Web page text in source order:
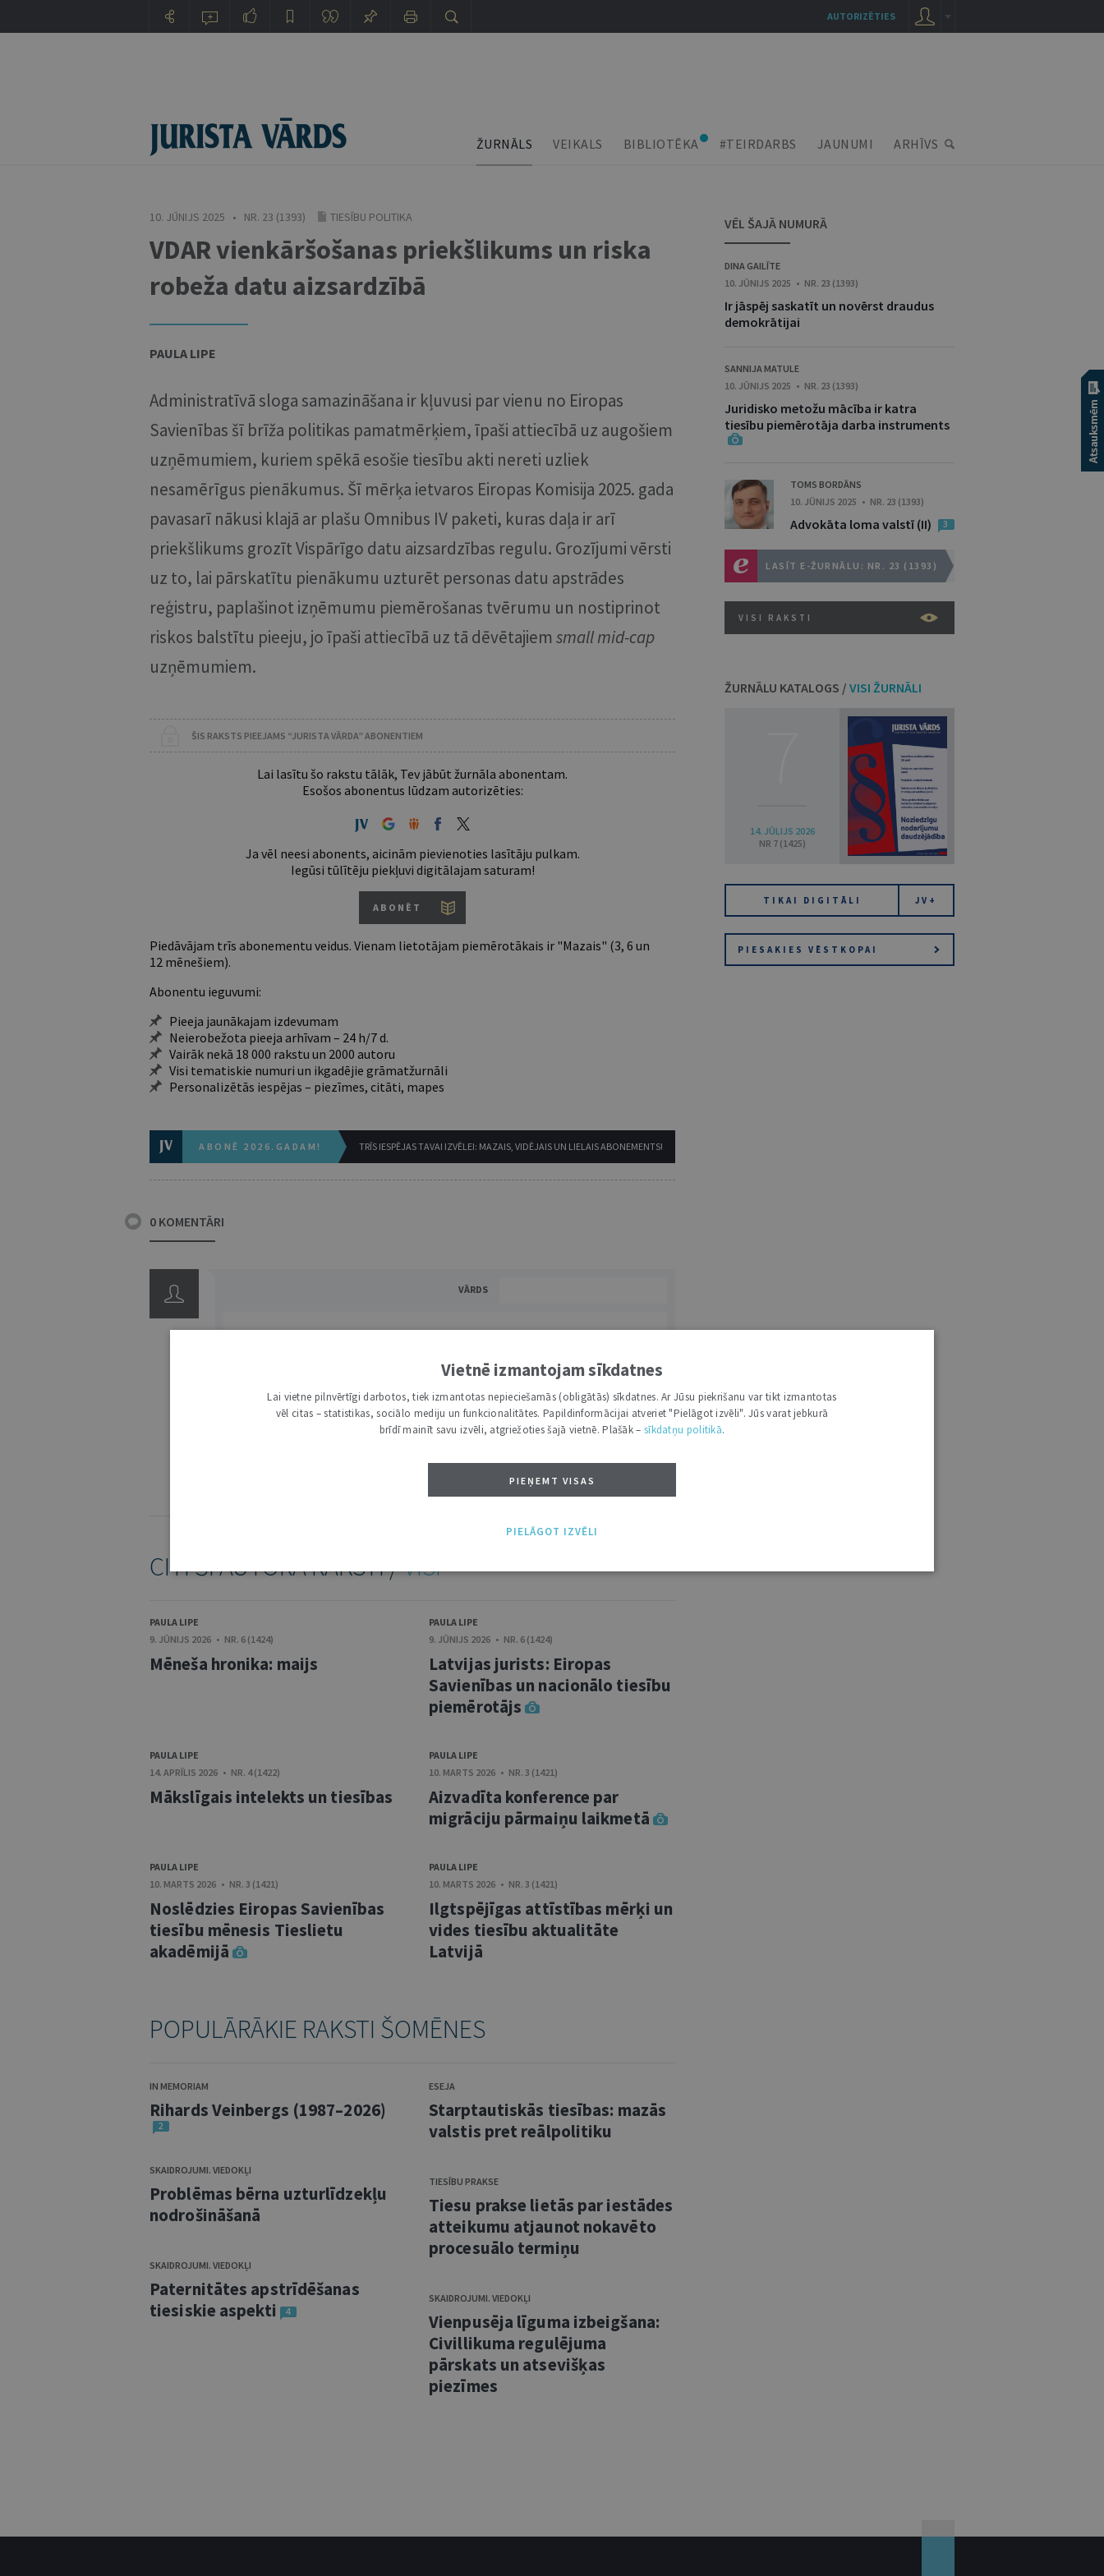
ŽURNĀLS VEIKALS BIBLIOTĒKA #TEIRDARBS JAUNUMI ARHĪVS
10. JŪNIJS 2025 • NR. 23 (1393) TIESĪBU POLITIKA
VDAR vienkāršošanas priekšlikums un riska
robeža datu aizsardzībā
PAULA LIPE
Administratīvā sloga samazināšana ir kļuvusi par vienu no Eiropas
Savienības šī brīža politikas pamatmērķiem, īpaši attiecībā uz augošiem
uzņēmumiem, kuriem spēkā esošie tiesību akti nereti uzliek
nesamērīgus pienākumus. Šī mērķa ietvaros Eiropas Komisija 2025. gada
pavasarī nākusi klajā ar plašu Omnibus IV paketi, kuras daļa ir arī
priekšlikums grozīt Vispārīgo datu aizsardzības regulu. Grozījumi vērsti
uz to, lai pārskatītu pienākumu uzturēt personas datu apstrādes
reģistru, paplašinot izņēmumu piemērošanas tvērumu un nostiprinot
riskos balstītu pieeju, jo īpaši attiecībā uz tā dēvētajiem small mid-cap
uzņēmumiem.
ŠIS RAKSTS PIEEJAMS “JURISTA VĀRDA” ABONENTIEM
Lai lasītu šo rakstu tālāk, Tev jābūt žurnāla abonentam.
Esošos abonentus lūdzam autorizēties:
Ja vēl neesi abonents, aicinām pievienoties lasītāju pulkam.
Iegūsi tūlītēju piekļuvi digitālajam saturam!
ABONĒT
Piedāvājam trīs abonementu veidus. Vienam lietotājam piemērotākais ir "Mazais" (3, 6 un
12 mēnešiem).
Abonentu ieguvumi:
Pieeja jaunākajam izdevumam
Neierobežota pieeja arhīvam – 24 h/7 d.
Vairāk nekā 18 000 rakstu un 2000 autoru
Visi tematiskie numuri un ikgadējie grāmatžurnāli
Personalizētās iespējas – piezīmes, citāti, mapes
ABONĒ 2026.GADAM! TRĪS IESPĒJAS TAVAI IZVĒLEI: MAZAIS, VIDĒJAIS UN LIELAIS ABONEMENTS!
0 KOMENTĀRI
VĀRDS
CITI ŠĪ AUTORA RAKSTI /VISI
PAULA LIPE
9. JŪNIJS 2026 • NR. 6 (1424)
Mēneša hronika: maijs
PAULA LIPE
9. JŪNIJS 2026 • NR. 6 (1424)
Latvijas jurists: Eiropas
Savienības un nacionālo tiesību
piemērotājs
PAULA LIPE
14. APRĪLIS 2026 • NR. 4 (1422)
Mākslīgais intelekts un tiesības
PAULA LIPE
10. MARTS 2026 • NR. 3 (1421)
Aizvadīta konference par
migrāciju pārmaiņu laikmetā
PAULA LIPE
10. MARTS 2026 • NR. 3 (1421)
Noslēdzies Eiropas Savienības
tiesību mēnesis Tieslietu
akadēmijā
PAULA LIPE
10. MARTS 2026 • NR. 3 (1421)
Ilgtspējīgas attīstības mērķi un
vides tiesību aktualitāte
Latvijā
POPULĀRĀKIE RAKSTI ŠOMĒNES
IN MEMORIAM
Rihards Veinbergs (1987–2026)
2
SKAIDROJUMI. VIEDOKĻI
Problēmas bērna uzturlīdzekļu
nodrošināšanā
SKAIDROJUMI. VIEDOKĻI
Paternitātes apstrīdēšanas
tiesiskie aspekti
4
ESEJA
Starptautiskās tiesības: mazās
valstis pret reālpolitiku
TIESĪBU PRAKSE
Tiesu prakse lietās par iestādes
atteikumu atjaunot nokavēto
procesuālo termiņu
SKAIDROJUMI. VIEDOKĻI
Vienpusēja līguma izbeigšana:
Civillikuma regulējuma
pārskats un atsevišķas
piezīmes
VĒL ŠAJĀ NUMURĀ
DINA GAILĪTE
10. JŪNIJS 2025 • NR. 23 (1393)
Ir jāspēj saskatīt un novērst draudus
demokrātijai
SANNIJA MATULE
10. JŪNIJS 2025 • NR. 23 (1393)
Juridisko metožu mācība ir katra
tiesību piemērotāja darba instruments
TOMS BORDĀNS
10. JŪNIJS 2025 • NR. 23 (1393)
Advokāta loma valstī (II) 3
LASĪT E-ŽURNĀLU: NR. 23 (1393)
VISI RAKSTI
ŽURNĀLU KATALOGS / VISI ŽURNĀLI
14. JŪLIJS 2026
NR 7 (1425)
TIKAI DIGITĀLI JV+
PIESAKIES VĒSTKOPAI
AUTORIZĒTIES
Vietnē izmantojam sīkdatnes
Lai vietne pilnvērtīgi darbotos, tiek izmantotas nepieciešamās (obligātās) sīkdatnes. Ar Jūsu piekrišanu var tikt izmantotas
vēl citas – statistikas, sociālo mediju un funkcionalitātes. Papildinformācijai atveriet "Pielāgot izvēli". Jūs varat jebkurā
brīdī mainīt savu izvēli, atgriežoties šajā vietnē. Plašāk – sīkdatņu politikā.
PIEŅEMT VISAS
PIELĀGOT IZVĒLI